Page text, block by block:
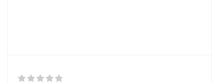
Оплачивайте сегодня только